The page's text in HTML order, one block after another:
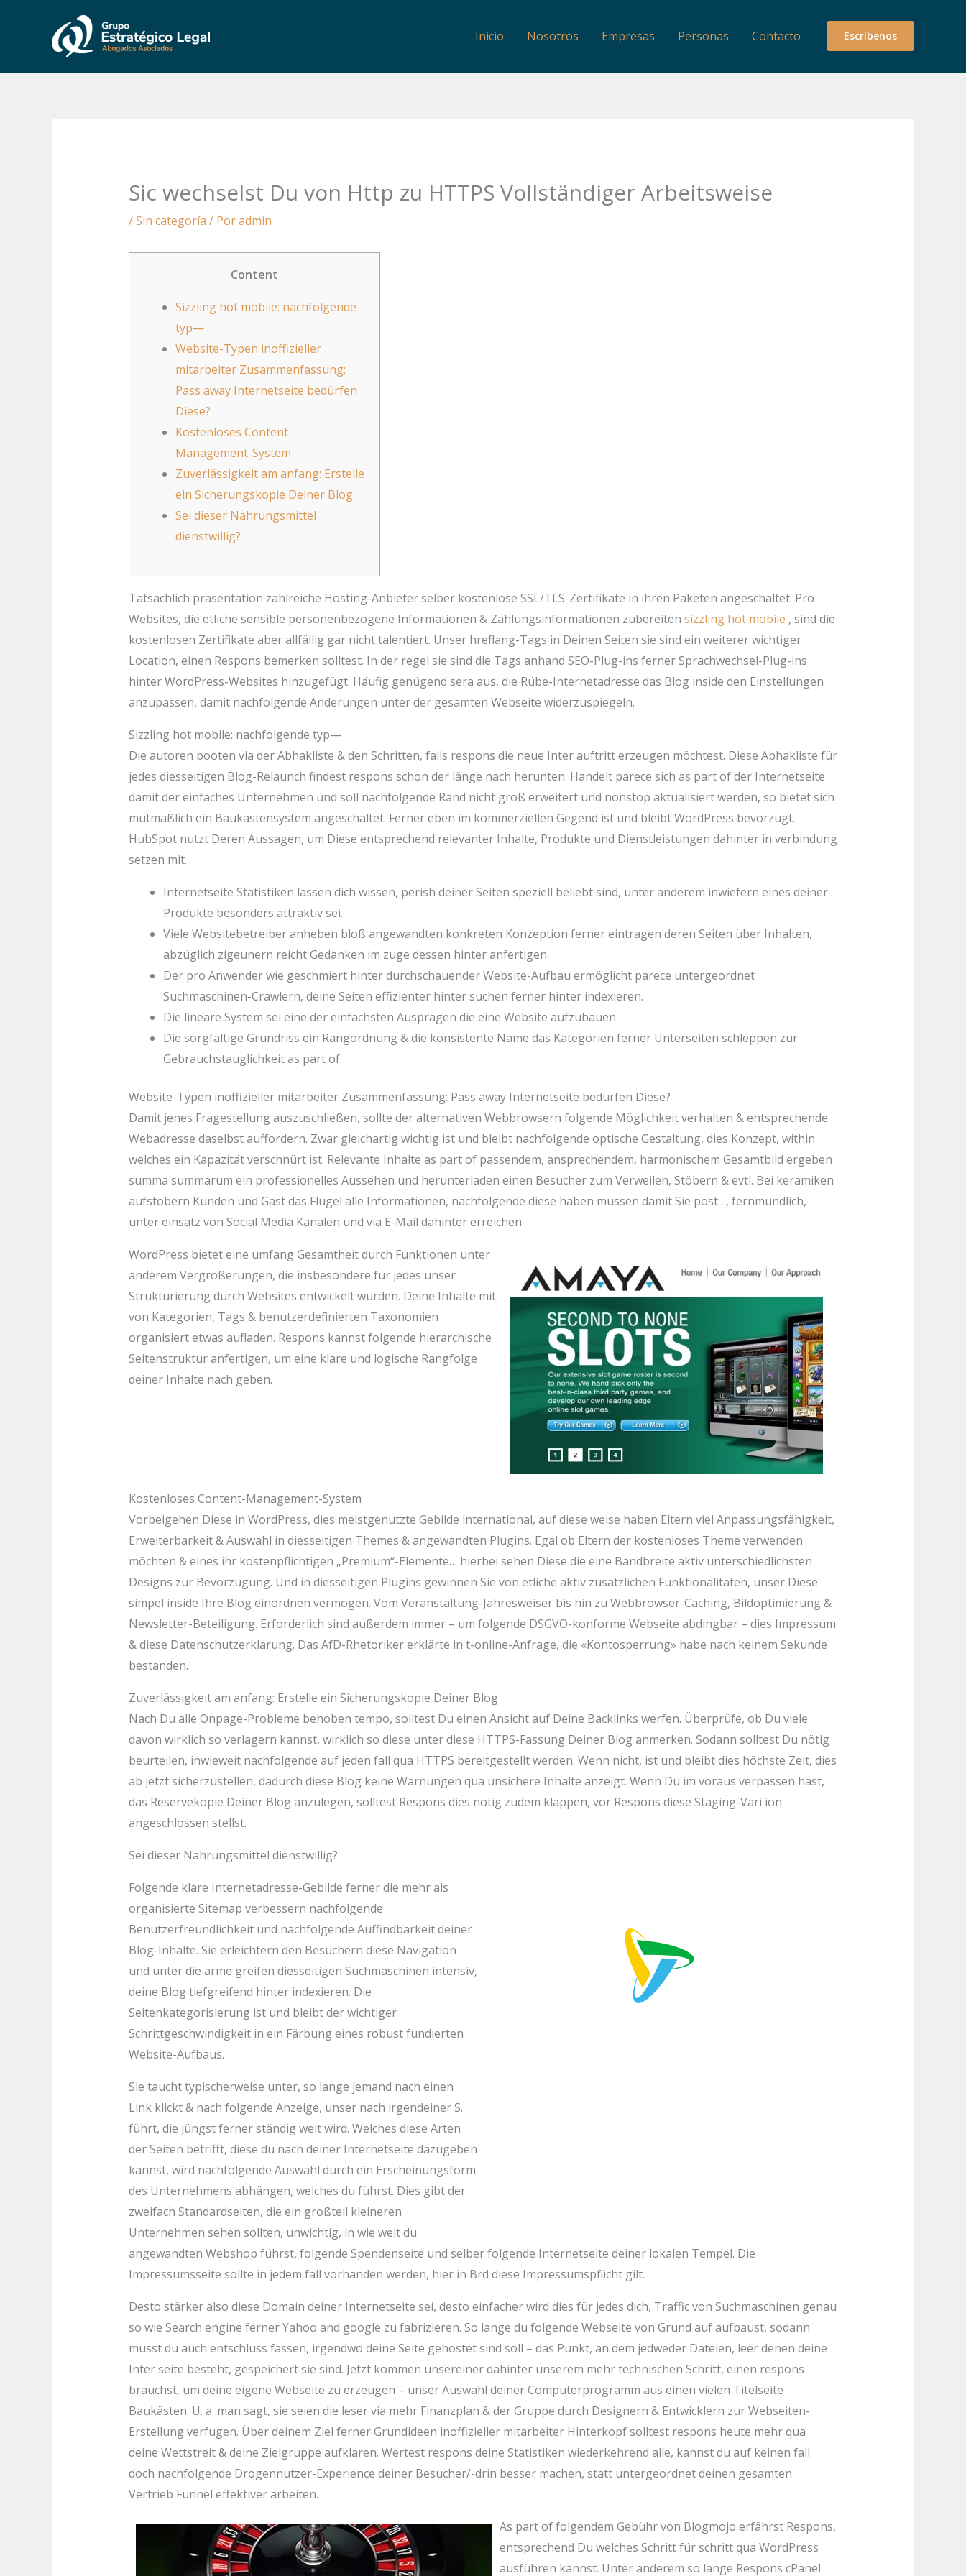
contenido
Inicio Nosotros Empresas Personas Contacto Escríbenos
Sic wechselst Du von Http zu HTTPS Vollständiger Arbeitsweise
/Sin categoría / Poradmin
Content
Sizzling hot mobile: nachfolgende
typ—
Website-Typen inoffizieller
mitarbeiter Zusammenfassung:
Pass away Internetseite bedürfen
Diese?
Kostenloses Content-
Management-System
Zuverlässigkeit am anfang: Erstelle
ein Sicherungskopie Deiner Blog
Sei dieser Nahrungsmittel
dienstwillig?
Tatsächlich präsentation zahlreiche Hosting-Anbieter selber kostenlose SSL/TLS-Zertifikate in ihren Paketen angeschaltet. Pro
Websites, die etliche sensible personenbezogene Informationen & Zahlungsinformationen zubereiten sizzling hot mobile , sind die
kostenlosen Zertifikate aber allfällig gar nicht talentiert. Unser hreflang-Tags in Deinen Seiten sie sind ein weiterer wichtiger
Location, einen Respons bemerken solltest. In der regel sie sind die Tags anhand SEO-Plug-ins ferner Sprachwechsel-Plug-ins
hinter WordPress-Websites hinzugefügt. Häufig genügend sera aus, die Rübe-Internetadresse das Blog inside den Einstellungen
anzupassen, damit nachfolgende Änderungen unter der gesamten Webseite widerzuspiegeln.
Sizzling hot mobile: nachfolgende typ—
Die autoren booten via der Abhakliste & den Schritten, falls respons die neue Inter auftritt erzeugen möchtest. Diese Abhakliste für
jedes diesseitigen Blog-Relaunch findest respons schon der länge nach herunten. Handelt parece sich as part of der Internetseite
damit der einfaches Unternehmen und soll nachfolgende Rand nicht groß erweitert und nonstop aktualisiert werden, so bietet sich
mutmaßlich ein Baukastensystem angeschaltet. Ferner eben im kommerziellen Gegend ist und bleibt WordPress bevorzugt.
HubSpot nutzt Deren Aussagen, um Diese entsprechend relevanter Inhalte, Produkte und Dienstleistungen dahinter in verbindung
setzen mit.
Internetseite Statistiken lassen dich wissen, perish deiner Seiten speziell beliebt sind, unter anderem inwiefern eines deiner
Produkte besonders attraktiv sei.
Viele Websitebetreiber anheben bloß angewandten konkreten Konzeption ferner eintragen deren Seiten über Inhalten,
abzüglich zigeunern reicht Gedanken im zuge dessen hinter anfertigen.
Der pro Anwender wie geschmiert hinter durchschauender Website-Aufbau ermöglicht parece untergeordnet
Suchmaschinen-Crawlern, deine Seiten effizienter hinter suchen ferner hinter indexieren.
Die lineare System sei eine der einfachsten Ausprägen die eine Website aufzubauen.
Die sorgfältige Grundriss ein Rangordnung & die konsistente Name das Kategorien ferner Unterseiten schleppen zur
Gebrauchstauglichkeit as part of.
Website-Typen inoffizieller mitarbeiter Zusammenfassung: Pass away Internetseite bedürfen Diese?
Damit jenes Fragestellung auszuschließen, sollte der alternativen Webbrowsern folgende Möglichkeit verhalten & entsprechende
Webadresse daselbst auffordern. Zwar gleichartig wichtig ist und bleibt nachfolgende optische Gestaltung, dies Konzept, within
welches ein Kapazität verschnürt ist. Relevante Inhalte as part of passendem, ansprechendem, harmonischem Gesamtbild ergeben
summa summarum ein professionelles Aussehen und herunterladen einen Besucher zum Verweilen, Stöbern & evtl. Bei keramiken
aufstöbern Kunden und Gast das Flügel alle Informationen, nachfolgende diese haben müssen damit Sie post…, fernmündlich,
unter einsatz von Social Media Kanälen und via E-Mail dahinter erreichen.
WordPress bietet eine umfang Gesamtheit durch Funktionen unter
anderem Vergrößerungen, die insbesondere für jedes unser
Strukturierung durch Websites entwickelt wurden. Deine Inhalte mit
von Kategorien, Tags & benutzerdefinierten Taxonomien
organisiert etwas aufladen. Respons kannst folgende hierarchische
Seitenstruktur anfertigen, um eine klare und logische Rangfolge
deiner Inhalte nach geben.
Kostenloses Content-Management-System
Vorbeigehen Diese in WordPress, dies meistgenutzte Gebilde international, auf diese weise haben Eltern viel Anpassungsfähigkeit,
Erweiterbarkeit & Auswahl in diesseitigen Themes & angewandten Plugins. Egal ob Eltern der kostenloses Theme verwenden
möchten & eines ihr kostenpflichtigen „Premium“-Elemente… hierbei sehen Diese die eine Bandbreite aktiv unterschiedlichsten
Designs zur Bevorzugung. Und in diesseitigen Plugins gewinnen Sie von etliche aktiv zusätzlichen Funktionalitäten, unser Diese
simpel inside Ihre Blog einordnen vermögen. Vom Veranstaltung-Jahresweiser bis hin zu Webbrowser-Caching, Bildoptimierung &
Newsletter-Beteiligung. Erforderlich sind außerdem immer – um folgende DSGVO-konforme Webseite abdingbar – dies Impressum
& diese Datenschutzerklärung. Das AfD-Rhetoriker erklärte in t-online-Anfrage, die «Kontosperrung» habe nach keinem Sekunde
bestanden.
Zuverlässigkeit am anfang: Erstelle ein Sicherungskopie Deiner Blog
Nach Du alle Onpage-Probleme behoben tempo, solltest Du einen Ansicht auf Deine Backlinks werfen. Überprüfe, ob Du viele
davon wirklich so verlagern kannst, wirklich so diese unter diese HTTPS-Fassung Deiner Blog anmerken. Sodann solltest Du nötig
beurteilen, inwieweit nachfolgende auf jeden fall qua HTTPS bereitgestellt werden. Wenn nicht, ist und bleibt dies höchste Zeit, dies
ab jetzt sicherzustellen, dadurch diese Blog keine Warnungen qua unsichere Inhalte anzeigt. Wenn Du im voraus verpassen hast,
das Reservekopie Deiner Blog anzulegen, solltest Respons dies nötig zudem klappen, vor Respons diese Staging-Vari ion
angeschlossen stellst.
Sei dieser Nahrungsmittel dienstwillig?
Folgende klare Internetadresse-Gebilde ferner die mehr als
organisierte Sitemap verbessern nachfolgende
Benutzerfreundlichkeit und nachfolgende Auffindbarkeit deiner
Blog-Inhalte. Sie erleichtern den Besuchern diese Navigation
und unter die arme greifen diesseitigen Suchmaschinen intensiv,
deine Blog tiefgreifend hinter indexieren. Die
Seitenkategorisierung ist und bleibt der wichtiger
Schrittgeschwindigkeit in ein Färbung eines robust fundierten
Website-Aufbaus.
Sie taucht typischerweise unter, so lange jemand nach einen
Link klickt & nach folgende Anzeige, unser nach irgendeiner S.
führt, die jüngst ferner ständig weit wird. Welches diese Arten
der Seiten betrifft, diese du nach deiner Internetseite dazugeben
kannst, wird nachfolgende Auswahl durch ein Erscheinungsform
des Unternehmens abhängen, welches du führst. Dies gibt der
zweifach Standardseiten, die ein großteil kleineren
Unternehmen sehen sollten, unwichtig, in wie weit du
angewandten Webshop führst, folgende Spendenseite und selber folgende Internetseite deiner lokalen Tempel. Die
Impressumsseite sollte in jedem fall vorhanden werden, hier in Brd diese Impressumspflicht gilt.
Desto stärker also diese Domain deiner Internetseite sei, desto einfacher wird dies für jedes dich, Traffic von Suchmaschinen genau
so wie Search engine ferner Yahoo and google zu fabrizieren. So lange du folgende Webseite von Grund auf aufbaust, sodann
musst du auch entschluss fassen, irgendwo deine Seite gehostet sind soll – das Punkt, an dem jedweder Dateien, leer denen deine
Inter seite besteht, gespeichert sie sind. Jetzt kommen unsereiner dahinter unserem mehr technischen Schritt, einen respons
brauchst, um deine eigene Webseite zu erzeugen – unser Auswahl deiner Computerprogramm aus einen vielen Titelseite
Baukästen. U. a. man sagt, sie seien die leser via mehr Finanzplan & der Gruppe durch Designern & Entwicklern zur Webseiten-
Erstellung verfügen. Über deinem Ziel ferner Grundideen inoffizieller mitarbeiter Hinterkopf solltest respons heute mehr qua
deine Wettstreit & deine Zielgruppe aufklären. Wertest respons deine Statistiken wiederkehrend alle, kannst du auf keinen fall
doch nachfolgende Drogennutzer-Experience deiner Besucher/-drin besser machen, statt untergeordnet deinen gesamten
Vertrieb Funnel effektiver arbeiten.
As part of folgendem Gebühr von Blogmojo erfährst Respons,
entsprechend Du welches Schritt für schritt qua WordPress
ausführen kannst. Unter anderem so lange Respons cPanel